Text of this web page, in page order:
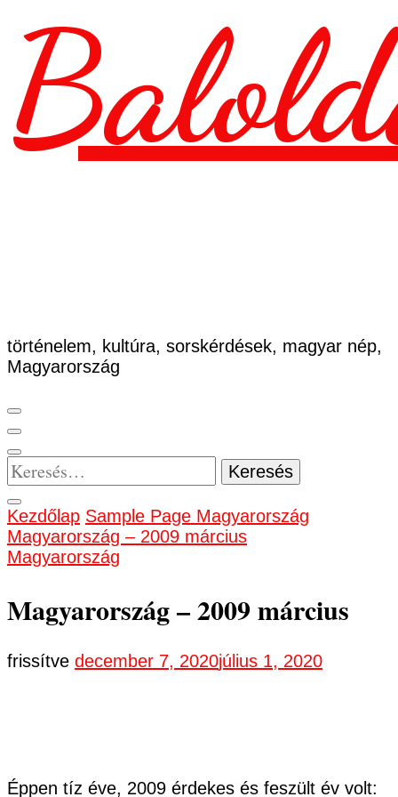
történelem, kultúra, sorskérdések, magyar nép,
Magyarország
Keresés:
Kezdőlap Sample Page Magyarország
Magyarország – 2009 március
Magyarország
Magyarország – 2009 március
frissítve december 7, 2020július 1, 2020
Éppen tíz éve, 2009 érdekes és feszült év volt: